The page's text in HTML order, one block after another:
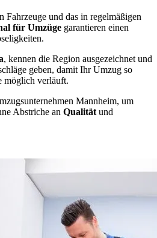
Fahrzeuge und das in regelmäßigen
für Umzüge garantieren einen
, kennen die Region ausgezeichnet und
geben, damit Ihr Umzug so
möglich verläuft.
Mannheim, um
Abstriche an Qualität und